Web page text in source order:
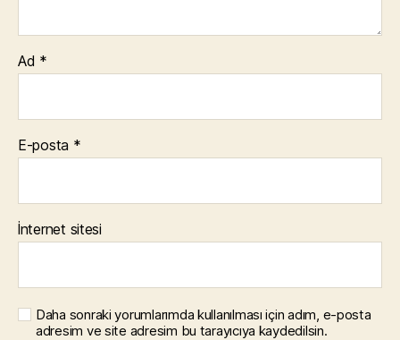
Ad *
E-posta *
İnternet sitesi
Daha sonraki yorumlarımda kullanılması için adım, e-posta
adresim ve site adresim bu tarayıcıya kaydedilsin.